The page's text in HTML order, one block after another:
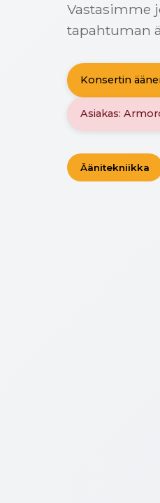
Vastasimme
tapahtuman
Konsertin
Asiakas:
Äänitekniikka